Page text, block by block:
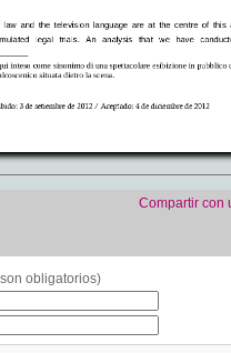
Compartir con
obligatorios)